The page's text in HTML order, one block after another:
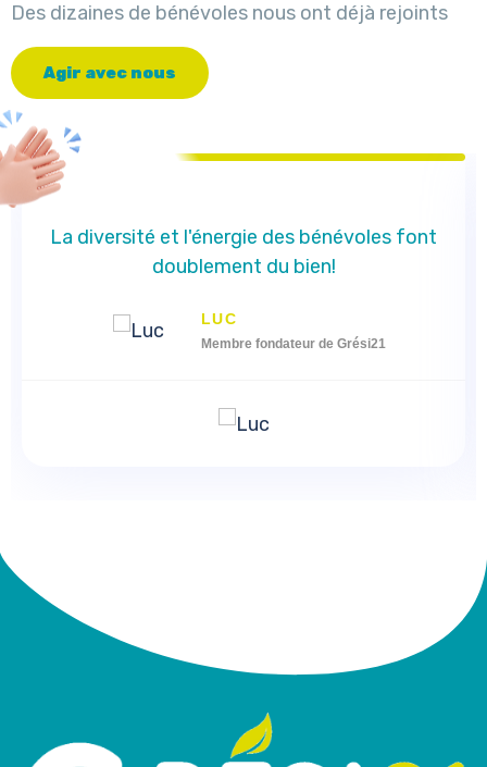
Des dizaines de bénévoles nous ont déjà rejoints
Agir avec nous
La diversité et l'énergie des bénévoles font
doublement du bien!
LUC
Membre fondateur de Grési21